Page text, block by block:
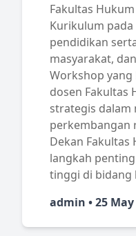
Fakultas
Kurikulum
pendidikan
masyarakat,
Workshop
dosen Fakultas
strategis dalam
perkembangan
Dekan
langkah
tinggi di bidang
admin • 25 May